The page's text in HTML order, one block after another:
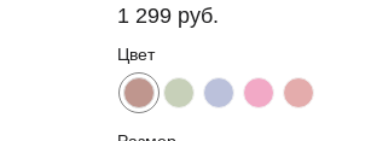
1 299 руб.
Цвет